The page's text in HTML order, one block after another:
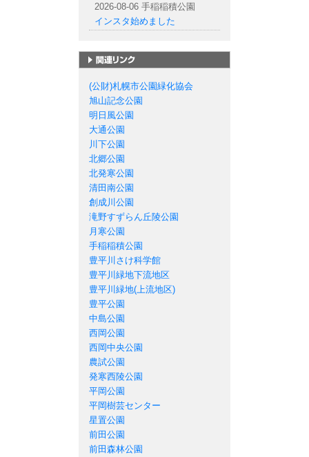
2026-08-06 手稲稲積公園
インスタ始めました
(公財)札幌市公園緑化協会
旭山記念公園
明日風公園
大通公園
川下公園
北郷公園
北発寒公園
清田南公園
創成川公園
滝野すずらん丘陵公園
月寒公園
手稲稲積公園
豊平川さけ科学館
豊平川緑地下流地区
豊平川緑地(上流地区)
豊平公園
中島公園
西岡公園
西岡中央公園
農試公園
発寒西陵公園
平岡公園
平岡樹芸センター
星置公園
前田公園
前田森林公園